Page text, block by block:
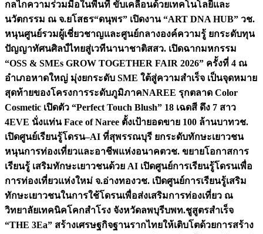
กลไกความร่วมมือในพื้นที่ ขับเคลื่อนด้วยเทคโนโลยีและ
นวัตกรรม ณ จ.ยโสธร“ดนุพร” เปิดงาน “ART DNA HUB” วช.
หนุนศูนย์รวมผู้เชี่ยวชาญและศูนย์กลางองค์ความรู้ ยกระดับทุน
ปัญญาทัศนศิลป์ไทยสู่เวทีนานาชาติสสว. เปิดฉากมหกรรม
“OSS & SMEs GROW TOGETHER FAIR 2026” ครั้งที่ 4 ณ
อำเภอหาดใหญ่ มุ่งยกระดับ SME ใต้สู่ความสำเร็จ เป็นจุดหมาย
สุดท้ายของโครงการระดับภูมิภาคNAREE รุกตลาด Color
Cosmetic เปิดตัว “Perfect Touch Blush” 18 เฉดสี ดึง 7 สาว
4EVE นั่งแท่น Face of Naree ตั้งเป้ายอดขาย 100 ล้านบาทวช.
เปิดศูนย์เรียนรู้โดรน–AI ที่สุพรรณบุรี ยกระดับทักษะเยาวชน
หนุนการท่องเที่ยวและอาชีพแห่งอนาคตวช. ขยายโอกาสการ
เรียนรู้ เสริมทักษะเยาวชนด้วย AI เปิดศูนย์การเรียนรู้โดรนเพื่อ
การท่องเที่ยวแห่งใหม่ จ.อ่างทองวช. เปิดศูนย์การเรียนรู้เสริม
ทักษะเยาวชนในการใช้โดรนเพื่อส่งเสริมการท่องเที่ยว ณ
วิทยาลัยเทคนิคโคกสำโรง จังหวัดลพบุรีบพท.ชูสูตรสำเร็จ
“THE 3Ea” สร้างเศรษฐกิจฐานรากไทยให้เติบโตด้วยการสร้าง